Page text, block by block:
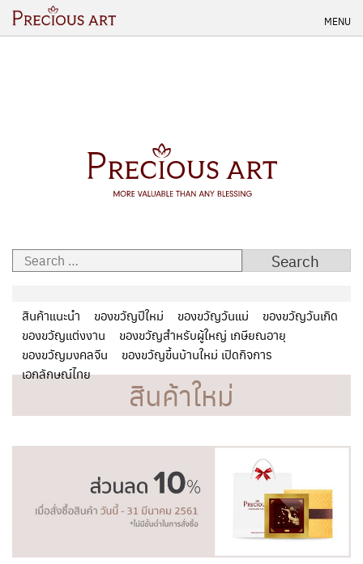
Skip
MENU
Search
สินค้าแนะนำ ของขวัญปีใหม่ ของขวัญวันแม่
ของขวัญวันเกิด
ของขวัญแต่งงาน
ของขวัญสำหรับผู้ใหญ่ เกษียณอายุ
ของขวัญมงคลจีน
ของขวัญขึ้นบ้านใหม่ เปิดกิจการ
เอกลักษณ์ไทย
สินค้าใหม่